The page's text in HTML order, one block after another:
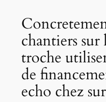
chantiers sur
troche
de
echo chez